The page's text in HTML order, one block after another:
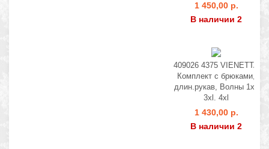
1 450,00 р.
В наличии 2
409026 4375 VIENETTA
Комплект с брюками,
длин.рукав, Волны 1xl.
3xl. 4xl
1 430,00 р.
В наличии 2